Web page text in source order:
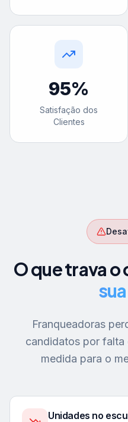
95%
Satisfação dos
Clientes
O que trava
Franqueadoras
candidatos por
medida para o
Unidades no